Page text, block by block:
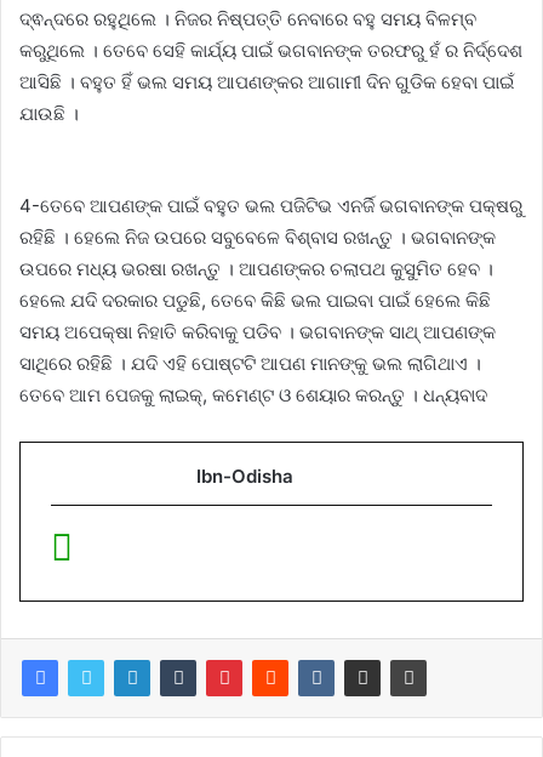
ଦ୍ଵନ୍ଦରେ ରହୁଥିଲେ । ନିଜର ନିଷ୍ପତ୍ତି ନେବାରେ ବହୁ ସମୟ ବିଳମ୍ବ
କରୁଥିଲେ । ତେବେ ସେହି କାର୍ଯ୍ୟ ପାଇଁ ଭଗବାନଙ୍କ ତରଫରୁ ହଁ ର ନିର୍ଦ୍ଦେଶ
ଆସିଛି । ବହୁତ ହିଁ ଭଲ ସମୟ ଆପଣଙ୍କର ଆଗାମୀ ଦିନ ଗୁଡିକ ହେବା ପାଇଁ
ଯାଉଛି ।
4-ତେବେ ଆପଣଙ୍କ ପାଇଁ ବହୁତ ଭଲ ପଜିଟିଭ ଏନର୍ଜି ଭଗବାନଙ୍କ ପକ୍ଷରୁ
ରହିଛି । ହେଲେ ନିଜ ଉପରେ ସବୁବେଳେ ବିଶ୍ବାସ ରଖନ୍ତୁ । ଭଗବାନଙ୍କ
ଉପରେ ମଧ୍ୟ ଭରଷା ରଖନ୍ତୁ । ଆପଣଙ୍କର ଚଲାପଥ କୁସୁମିତ ହେବ ।
ହେଲେ ଯଦି ଦରକାର ପଡୁଛି, ତେବେ କିଛି ଭଲ ପାଇବା ପାଇଁ ହେଲେ କିଛି
ସମୟ ଅପେକ୍ଷା ନିହାତି କରିବାକୁ ପଡିବ । ଭଗବାନଙ୍କ ସାଥ୍ ଆପଣଙ୍କ
ସାଥିରେ ରହିଛି । ଯଦି ଏହି ପୋଷ୍ଟଟି ଆପଣ ମାନଙ୍କୁ ଭଲ ଲାଗିଥାଏ ।
ତେବେ ଆମ ପେଜକୁ ଲାଇକ୍, କମେଣ୍ଟ ଓ ଶେୟାର କରନ୍ତୁ । ଧନ୍ୟବାଦ
Ibn-Odisha